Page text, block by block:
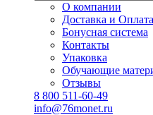
О компании
Доставка и Оплата
Бонусная система
Контакты
Упаковка
Обучающие
Отзывы
8 800 511-60-49
info@76monet.ru